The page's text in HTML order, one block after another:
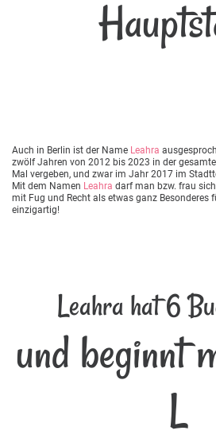
Auch in Berlin ist der Name Leahra
zwölf Jahren von 2012 bis 2023 in der
Mal vergeben, und zwar im Jahr 2017 im
Mit dem Namen Leahra darf man bzw. frau
mit Fug und Recht als etwas ganz Besonderes
einzigartig!
Leahra hat 6
und beginnt
L